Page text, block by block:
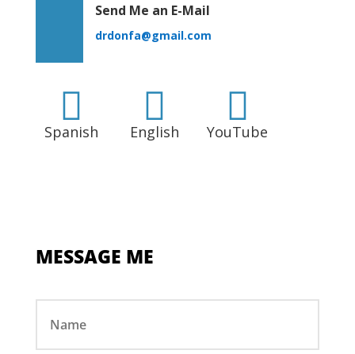
Send Me an E-Mail
drdonfa@gmail.com

Spanish

English

YouTube
MESSAGE ME